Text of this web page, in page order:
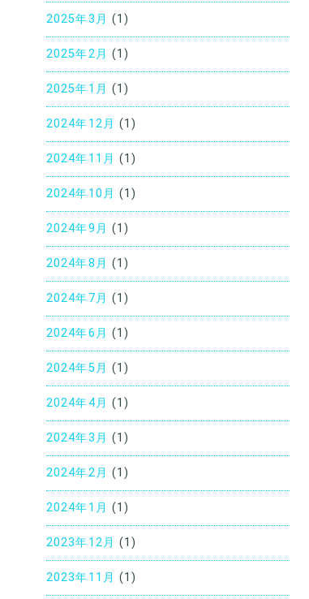
2025年3月 (1)
2025年2月 (1)
2025年1月 (1)
2024年12月 (1)
2024年11月 (1)
2024年10月 (1)
2024年9月 (1)
2024年8月 (1)
2024年7月 (1)
2024年6月 (1)
2024年5月 (1)
2024年4月 (1)
2024年3月 (1)
2024年2月 (1)
2024年1月 (1)
2023年12月 (1)
2023年11月 (1)